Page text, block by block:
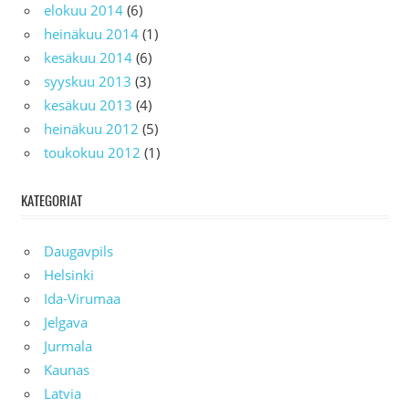
elokuu 2014 (6)
heinäkuu 2014 (1)
kesäkuu 2014 (6)
syyskuu 2013 (3)
kesäkuu 2013 (4)
heinäkuu 2012 (5)
toukokuu 2012 (1)
KATEGORIAT
Daugavpils
Helsinki
Ida-Virumaa
Jelgava
Jurmala
Kaunas
Latvia